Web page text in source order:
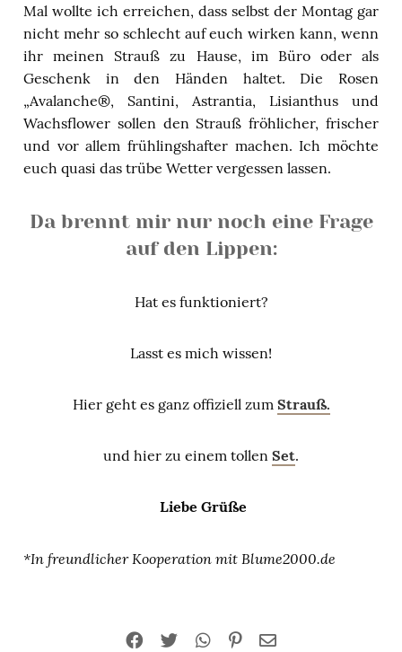
Mal wollte ich erreichen, dass selbst der Montag gar
nicht mehr so schlecht auf euch wirken kann, wenn
ihr meinen Strauß zu Hause, im Büro oder als
Geschenk in den Händen haltet. Die Rosen
„Avalanche®, Santini, Astrantia, Lisianthus und
Wachsflower sollen den Strauß fröhlicher, frischer
und vor allem frühlingshafter machen. Ich möchte
euch quasi das trübe Wetter vergessen lassen.
Da brennt mir nur noch eine Frage
auf den Lippen:
Hat es funktioniert?
Lasst es mich wissen!
Hier geht es ganz offiziell zum Strauß.
und hier zu einem tollen Set.
Liebe Grüße
*In freundlicher Kooperation mit Blume2000.de